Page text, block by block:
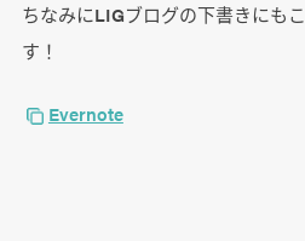
ちなみにLIGブログの下書きにも
す！
Evernote